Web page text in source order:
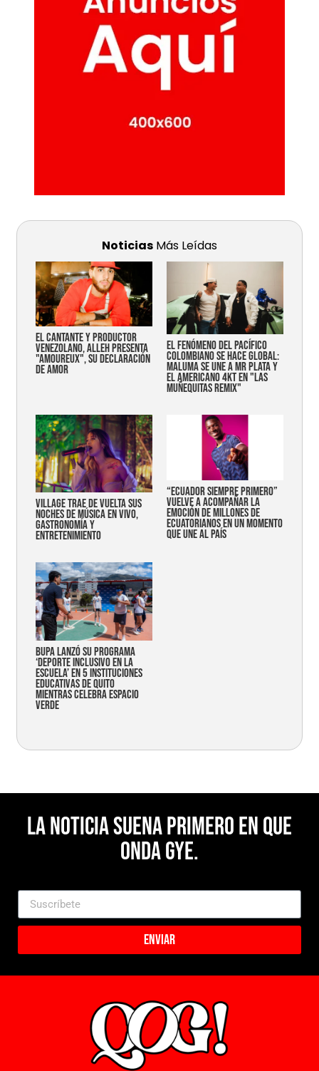
Noticias Más Leídas
EL CANTANTE Y PRODUCTOR
VENEZOLANO, ALLEH PRESENTA
"AMOUREUX", SU DECLARACIÓN
DE AMOR
EL FENÓMENO DEL PACÍFICO
COLOMBIANO SE HACE GLOBAL:
MALUMA SE UNE A MR PLATA Y
EL AMERICANO 4KT EN "LAS
MUÑEQUITAS REMIX"
Village trae de vuelta sus
noches de música en vivo,
gastronomía y
entretenimiento
“Ecuador siempre primero”
vuelve a acompañar la
emoción de millones de
ecuatorianos en un momento
que une al país
Bupa lanzó su programa
‘Deporte Inclusivo en la
Escuela’ en 5 instituciones
educativas de Quito
mientras celebra espacio
verde
La noticia suena primero en Que
Onda Gye.
Enviar